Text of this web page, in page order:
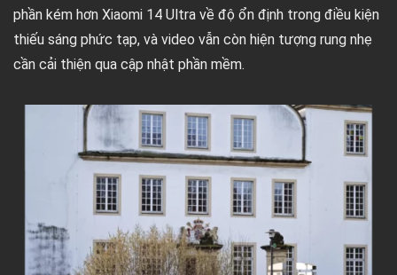
phần kém hơn Xiaomi 14 Ultra về độ ổn định trong điều kiện
thiếu sáng phức tạp, và video vẫn còn hiện tượng rung nhẹ
cần cải thiện qua cập nhật phần mềm.